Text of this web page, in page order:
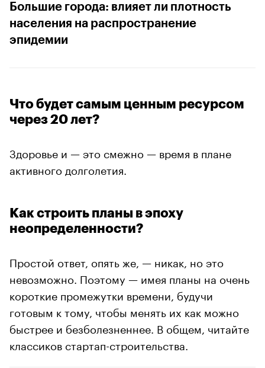
Большие города: влияет ли плотность
населения на распространение
эпидемии
Что будет самым ценным ресурсом
через 20 лет?
Здоровье и — это смежно — время в плане
активного долголетия.
Как строить планы в эпоху
неопределенности?
Простой ответ, опять же, — никак, но это
невозможно. Поэтому — имея планы на очень
короткие промежутки времени, будучи
готовым к тому, чтобы менять их как можно
быстрее и безболезненнее. В общем, читайте
классиков стартап-строительства.